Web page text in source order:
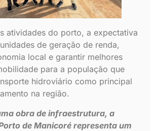
atividades do porto, a expectativa
de geração de renda,
local e garantir melhores
para a população que
hidroviário como principal
na região.
obra de infraestrutura, a
de Manicoré representa um